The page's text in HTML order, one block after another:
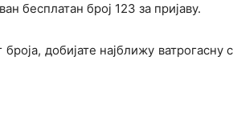
бесплатан број 123 за пријаву.
добијате најближу ватрогасну